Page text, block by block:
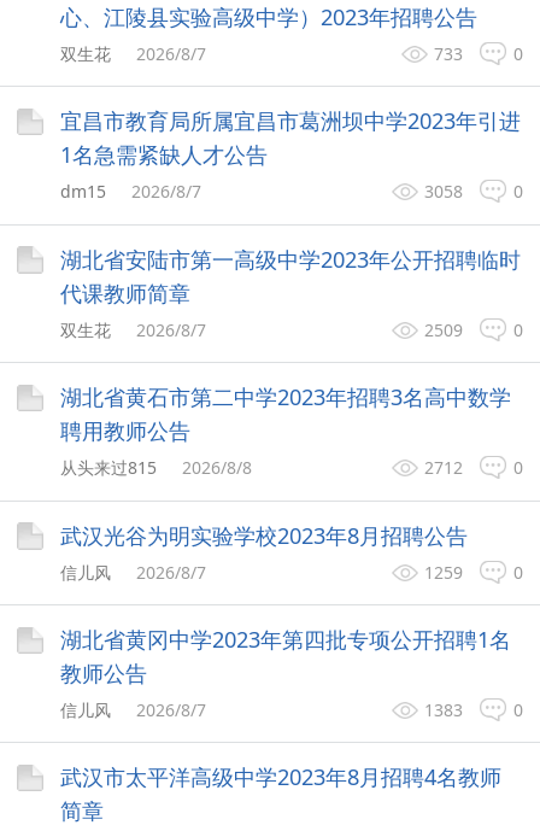
心、江陵县实验高级中学）2023年招聘公告
0
733
双生花 2026/8/7
宜昌市教育局所属宜昌市葛洲坝中学2023年引进
1名急需紧缺人才公告
0
3058
dm15 2026/8/7
湖北省安陆市第一高级中学2023年公开招聘临时
代课教师简章
0
2509
双生花 2026/8/7
湖北省黄石市第二中学2023年招聘3名高中数学
聘用教师公告
0
2712
从头来过815 2026/8/8
武汉光谷为明实验学校2023年8月招聘公告
0
1259
信儿风 2026/8/7
湖北省黄冈中学2023年第四批专项公开招聘1名
教师公告
0
1383
信儿风 2026/8/7
武汉市太平洋高级中学2023年8月招聘4名教师
简章